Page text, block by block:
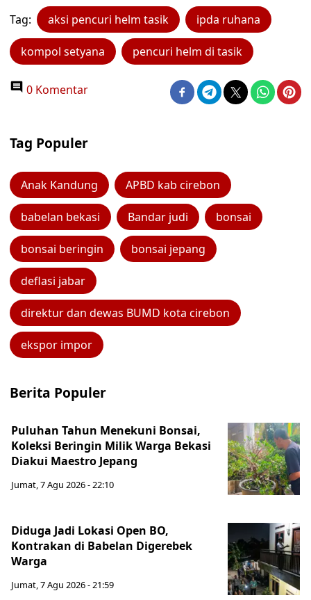
Tag: aksi pencuri helm tasik ipda ruhana
kompol setyana pencuri helm di tasik
0 Komentar
Tag Populer
Anak Kandung APBD kab cirebon
babelan bekasi Bandar judi bonsai
bonsai beringin bonsai jepang
deflasi jabar
direktur dan dewas BUMD kota cirebon
ekspor impor
Berita Populer
Puluhan Tahun Menekuni Bonsai,
Koleksi Beringin Milik Warga Bekasi
Diakui Maestro Jepang
Jumat, 7 Agu 2026 - 22:10
Diduga Jadi Lokasi Open BO,
Kontrakan di Babelan Digerebek
Warga
Jumat, 7 Agu 2026 - 21:59